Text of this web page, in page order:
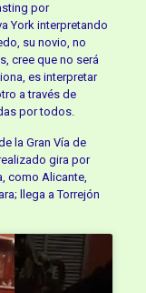
por
York interpretando
su novio, no
cree que no será
es interpretar
a través de
por todos.
la Gran Vía de
gira por
como Alicante,
llega a Torrejón